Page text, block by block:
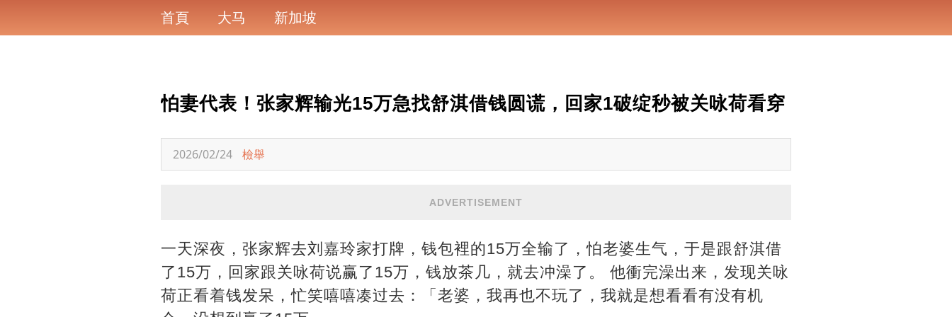
首頁 大马 新加坡
怕妻代表！张家辉输光15万急找舒淇借钱圆谎，回家1破绽秒被关咏荷看穿
2026/02/24 檢舉
ADVERTISEMENT
一天深夜，张家辉去刘嘉玲家打牌，钱包裡的15万全输了，怕老婆生气，于是跟舒淇借
了15万，回家跟关咏荷说赢了15万，钱放茶几，就去冲澡了。 他衝完澡出来，发现关咏
荷正看着钱发呆，忙笑嘻嘻凑过去：「老婆，我再也不玩了，我就是想看看有没有机